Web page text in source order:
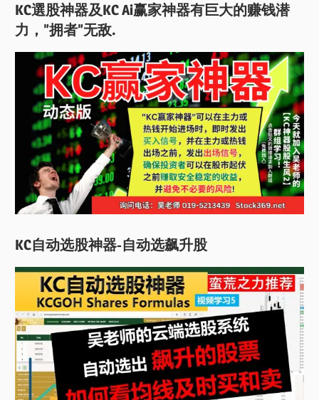
KC選股神器及KC Ai赢家神器有巨大的赚钱潜
力，”拥者”无敌.
KC自动选股神器-自动选飙升股